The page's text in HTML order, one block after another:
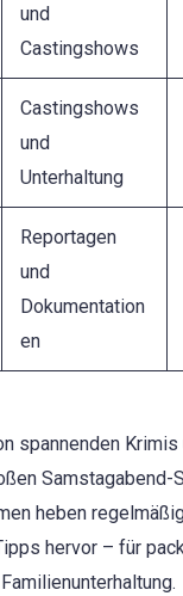
und
Castingshows
Castingshows
und
Unterhaltung
Reportagen
und
Dokumentation
en
spannenden
Samstagabend-
heben
hervor – für